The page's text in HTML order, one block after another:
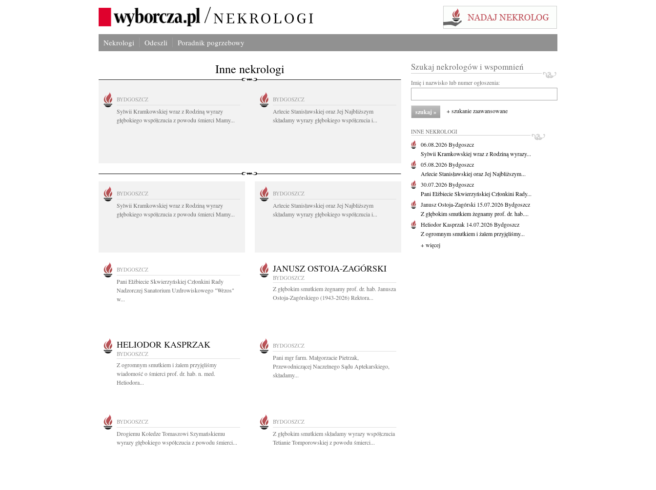
Nekrologi Odeszli Poradnik pogrzebowy
Inne nekrologi
BYDGOSZCZ
Sylwii Kramkowskiej wraz z Rodziną wyrazy
głębokiego współczucia z powodu śmierci Mamy...
BYDGOSZCZ
Arlecie Stanisławskiej oraz Jej Najbliższym
składamy wyrazy głębokiego współczucia i...
BYDGOSZCZ
Sylwii Kramkowskiej wraz z Rodziną wyrazy
głębokiego współczucia z powodu śmierci Mamy...
BYDGOSZCZ
Arlecie Stanisławskiej oraz Jej Najbliższym
składamy wyrazy głębokiego współczucia i...
BYDGOSZCZ
Pani Elżbiecie Skwierzyńskiej Członkini Rady
Nadzorczej Sanatorium Uzdrowiskowego "Wrzos"
w...
JANUSZ OSTOJA-ZAGÓRSKI
BYDGOSZCZ
Z głębokim smutkiem żegnamy prof. dr. hab. Janusza
Ostoja-Zagórskiego (1943-2026) Rektora...
HELIODOR KASPRZAK
BYDGOSZCZ
Z ogromnym smutkiem i żalem przyjęliśmy
wiadomość o śmierci prof. dr. hab. n. med.
Heliodora...
BYDGOSZCZ
Pani mgr farm. Małgorzacie Pietrzak,
Przewodniczącej Naczelnego Sądu Aptekarskiego,
składamy...
BYDGOSZCZ
Drogiemu Koledze Tomaszowi Szymańskiemu
wyrazy głębokiego współczucia z powodu śmierci...
BYDGOSZCZ
Z głębokim smutkiem składamy wyrazy współczucia
Tetianie Tomporowskiej z powodu śmierci...
Szukaj nekrologów i wspomnień
Imię i nazwisko lub numer ogłoszenia:
+ szukanie zaawansowane
INNE NEKROLOGI
06.08.2026Bydgoszcz
Sylwii Kramkowskiej wraz z Rodziną wyrazy...
05.08.2026Bydgoszcz
Arlecie Stanisławskiej oraz Jej Najbliższym...
30.07.2026Bydgoszcz
Pani Elżbiecie Skwierzyńskiej Członkini Rady...
Janusz Ostoja-Zagórski 15.07.2026Bydgoszcz
Z głębokim smutkiem żegnamy prof. dr. hab....
Heliodor Kasprzak 14.07.2026Bydgoszcz
Z ogromnym smutkiem i żalem przyjęliśmy...
+ więcej